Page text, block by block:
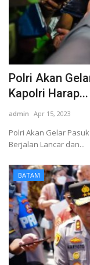
Polri Akan
Kapolri Harap...
admin Apr 15, 2023
Polri Akan Gelar
Berjalan Lancar dan...
BATAM